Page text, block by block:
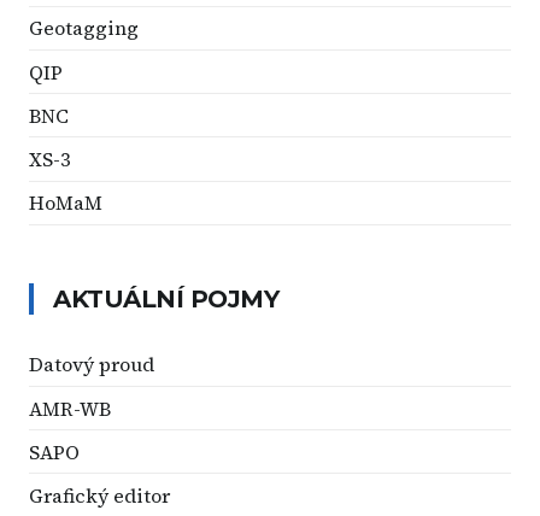
Geotagging
QIP
BNC
XS-3
HoMaM
AKTUÁLNÍ POJMY
Datový proud
AMR-WB
SAPO
Grafický editor